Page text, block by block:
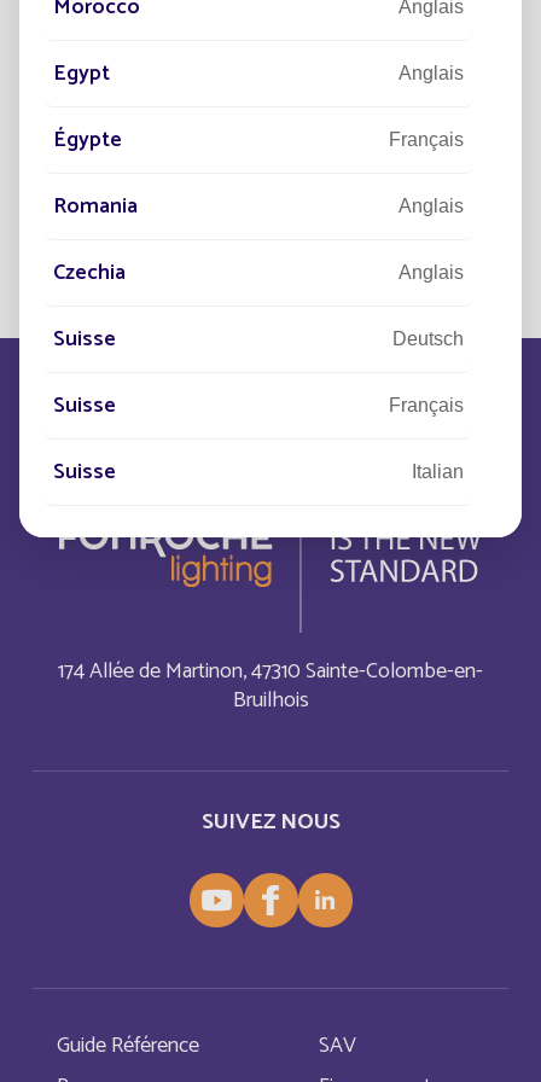
Export…. Autant de spécialités tournées vers l’avenir.
Vous souhaitez rejoindre l'aventure
Fonroche Lighting ?
SUIVEZ NOUS
174 Allée de Martinon, 47310 Sainte-Colombe-en-
Bruilhois
Guide Référence
SAV
Anglais
Egypt Anglais
Égypte Français
Romania Anglais
Czechia Anglais
Suisse Deutsch
Suisse Français
Suisse Italian
Switzerland Anglais
Slovenia Anglais
Andorra